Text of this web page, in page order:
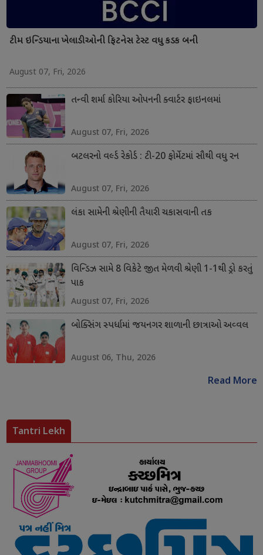
ટીમ ઇન્ડિયાના ખેલાડીઓની ફિટનેસ ટેસ્ટ વધુ કડક બની
August 07, Fri, 2026
તન્વી શર્મા કોરિયા ઓપનની ક્વાર્ટર ફાઇનલમાં
August 07, Fri, 2026
બટલરનો વર્લ્ડ રેકોર્ડ : ટી-20 ફોર્મેટમાં સૌથી વધુ રન
August 07, Fri, 2026
લંકા સામેની શ્રેણીની તૈયારી ચકાસવાની તક
August 07, Fri, 2026
વિન્ડિઝ સામે 8 વિકેટે જીત મેળવી શ્રેણી 1-1થી ડ્રો કરતું
પાક
August 07, Fri, 2026
બોક્સિંગ સ્પર્ધામાં જયનગર શાળાની છાત્રાઓ અવ્વલ
August 06, Thu, 2026
Read More
Tantri Lekh